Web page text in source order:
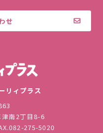
せ
リィプラス
南2丁目8-6
275-5020